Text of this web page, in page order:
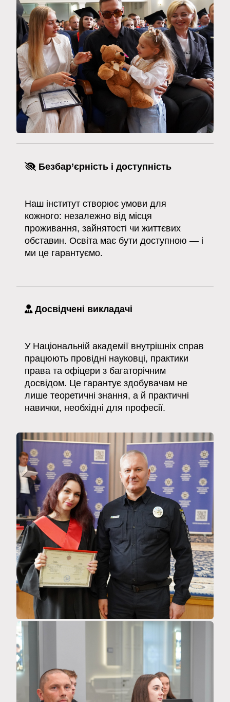
Безбар’єрність і доступність
Наш інститут створює умови для
кожного: незалежно від місця
проживання, зайнятості чи життєвих
обставин. Освіта має бути доступною — і
ми це гарантуємо.
Досвідчені викладачі
У Національній академії внутрішніх справ
працюють провідні науковці, практики
права та офіцери з багаторічним
досвідом. Це гарантує здобувачам не
лише теоретичні знання, а й практичні
навички, необхідні для професії.